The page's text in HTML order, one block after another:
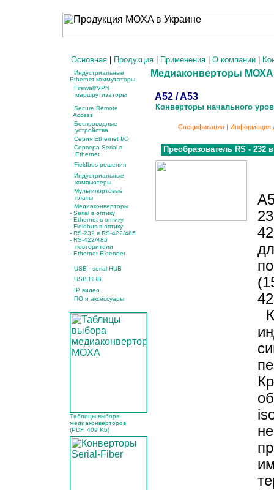
Основная Продукция Применения О компании
Индустриальные
Ethernet коммутаторы
Firewall/VPN
маршрутизаторы
Secure Remote
Access
Беспроводные
устройства
Серия Ethernet I/O
Сервера Serial в
Ethernet
Fieldbus решения
Индустриальные
компьютеры
Мультипортовые
платы
Медиаконверторы
- Serial в оптику
- Ethernet в оптику
- Fieldbus в оптику
- RS-232 в RS-422/485
- RS-422/485
повторители
- Ethernet Extender
USB - serial HUB
USB HUB
IP видео
ПО и аксессуары
Таблицы выбора
медиаконверторов
(PDF, 409 Kb)
Медиаконверторы МОХА
A52 / A53
Конверторы начального
Спецификация| Информация
Преобразователь RS - 232